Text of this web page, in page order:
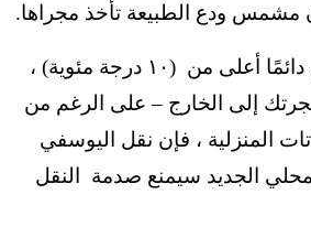
ودع الطبيعة تأخذ مجراها.
عنذما يكون الطقس دائمًا أعلى من (١٠ درجة مئوية) ،
إلى الخارج – على الرغم من
المنزلية ، فإن نقل اليوسفي
الجديد سيمنع صدمة النقل